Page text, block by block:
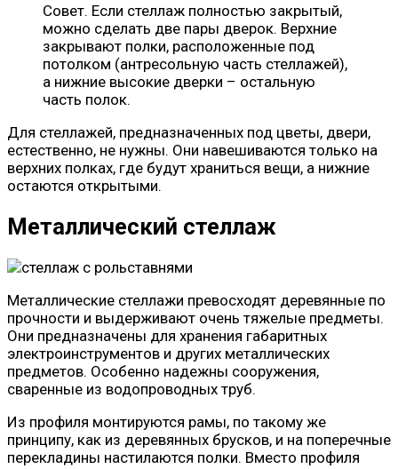
Совет. Если стеллаж полностью закрытый,
можно сделать две пары дверок. Верхние
закрывают полки, расположенные под
потолком (антресольную часть стеллажей),
а нижние высокие дверки – остальную
часть полок.
Для стеллажей, предназначенных под цветы, двери,
естественно, не нужны. Они навешиваются только на
верхних полках, где будут храниться вещи, а нижние
остаются открытыми.
Металлический стеллаж
Металлические стеллажи превосходят деревянные по
прочности и выдерживают очень тяжелые предметы.
Они предназначены для хранения габаритных
электроинструментов и других металлических
предметов. Особенно надежны сооружения,
сваренные из водопроводных труб.
Из профиля монтируются рамы, по такому же
принципу, как из деревянных брусков, и на поперечные
перекладины настилаются полки. Вместо профиля